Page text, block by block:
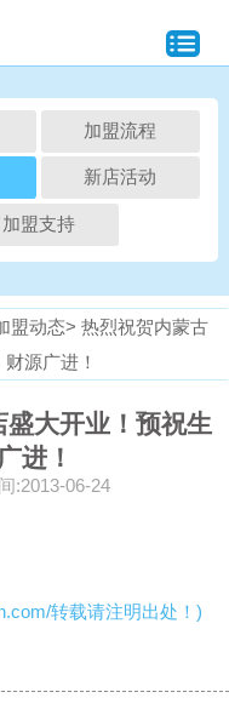
加盟流程
新店活动
加盟支持
盟动态> 热烈祝贺内蒙古
源广进！
大开业！预祝生
进！
:2013-06-24
转载请注明出处！)